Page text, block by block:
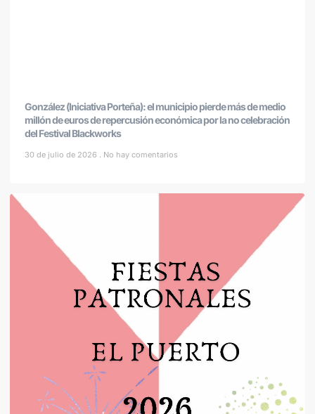
González (Iniciativa Porteña): el municipio pierde más de medio
millón de euros de repercusión económica por la no celebración
del Festival Blackworks
30 de julio de 2026 No hay comentarios